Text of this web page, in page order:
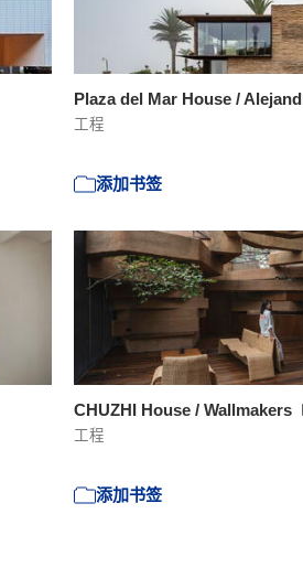
Plaza del Mar House /
工程
添加书签
CHUZHI House / Wallmakers
工程
添加书签